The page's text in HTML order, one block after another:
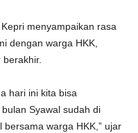
menyampaikan rasa
dengan warga HKK,
berakhir.
hari ini kita bisa
Syawal sudah di
warga HKK,” ujar